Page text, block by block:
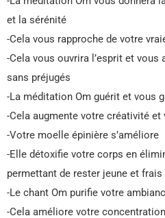
et la sérénité
-Cela vous rapproche de votre
-Cela vous ouvrira l’esprit et vous
sans préjugés
-La méditation Om guérit et vous
-Cela augmente votre créativité
-Votre moelle épinière s’améliore
-Elle détoxifie votre corps en
permettant de rester jeune et frais
-Le chant Om purifie votre
-Cela améliore votre concentration